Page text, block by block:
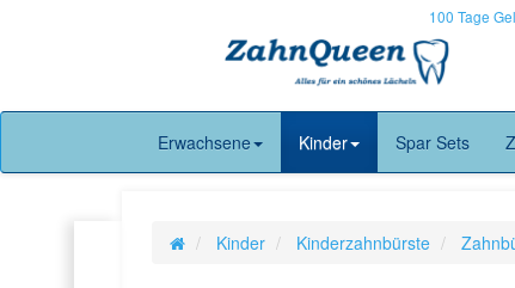
100 Tage
Erwachsene Kinder Spar Sets
Kinder Kinderzahnbürste